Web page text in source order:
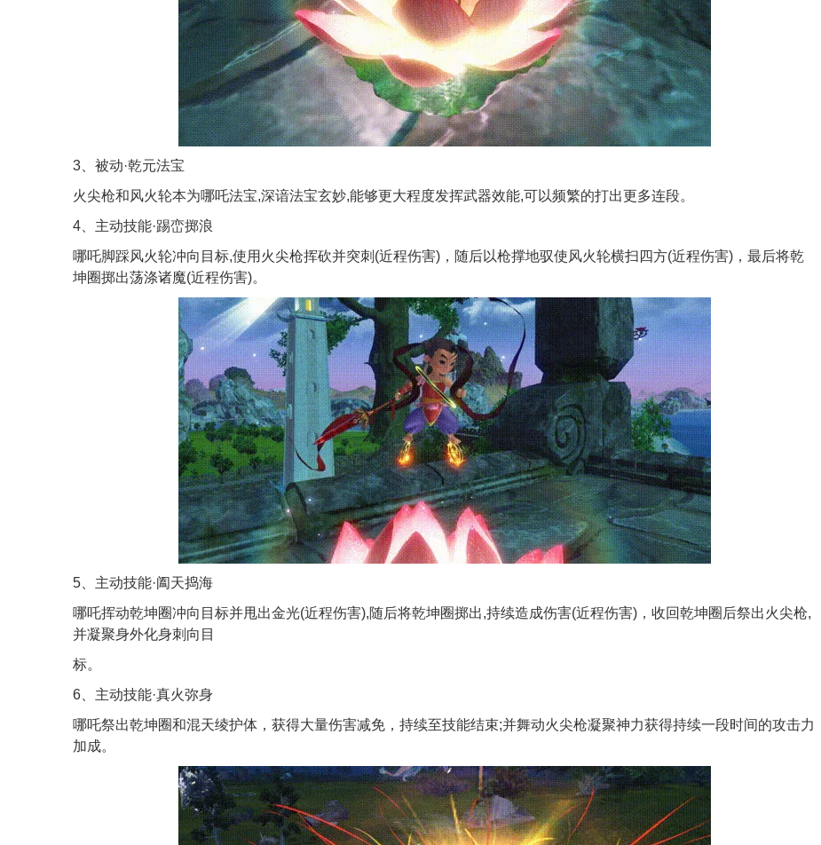
3、被动·乾元法宝
火尖枪和风火轮本为哪吒法宝,深谙法宝玄妙,能够更大程度发挥武器效能,可以频繁的打出更多连段。
4、主动技能·踢峦掷浪
哪吒脚踩风火轮冲向目标,使用火尖枪挥砍并突刺(近程伤害)，随后以枪撑地驭使风火轮横扫四方(近程伤害)，最后将乾
坤圈掷出荡涤诸魔(近程伤害)。
5、主动技能·阖天捣海
哪吒挥动乾坤圈冲向目标并甩出金光(近程伤害),随后将乾坤圈掷出,持续造成伤害(近程伤害)，收回乾坤圈后祭出火尖枪,
并凝聚身外化身刺向目
标。
6、主动技能·真火弥身
哪吒祭出乾坤圈和混天绫护体，获得大量伤害减免，持续至技能结束;并舞动火尖枪凝聚神力获得持续一段时间的攻击力
加成。